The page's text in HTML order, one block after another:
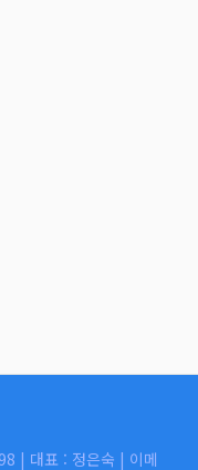
| 대표 : 정은숙 | 이메